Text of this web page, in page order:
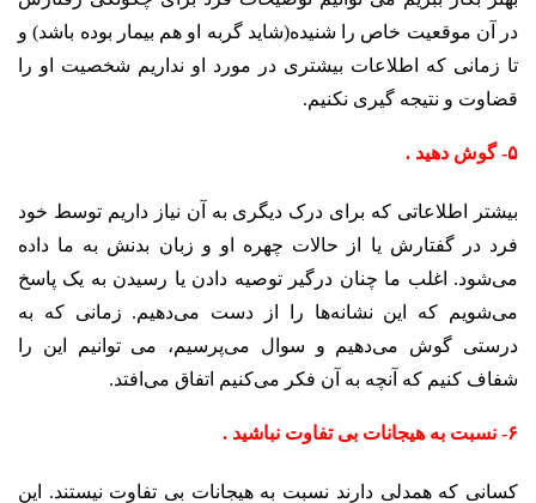
در آن موقعیت خاص را شنیده(شاید گربه او هم بیمار بوده باشد) و
تا زمانی که اطلاعات بیشتری در مورد او نداریم شخصیت او را
قضاوت و نتیجه گیری نکنیم.
۵- گوش دهید .
بیشتر اطلاعاتی که برای درک دیگری به آن نیاز داریم توسط خود
فرد در گفتارش یا از حالات چهره او و زبان بدنش به ما داده
می‌شود. اغلب ما چنان درگیر توصیه دادن یا رسیدن به یک پاسخ
می‌شویم که این نشانه‌ها را از دست می‌دهیم. زمانی که به
درستی گوش می‌دهیم و سوال می‌پرسیم، می توانیم این را
شفاف کنیم که آنچه به آن فکر می‌کنیم اتفاق می‌افتد.
۶- نسبت به هیجانات بی تفاوت نباشید .
کسانی که همدلی دارند نسبت به هیجانات بی تفاوت نیستند. این